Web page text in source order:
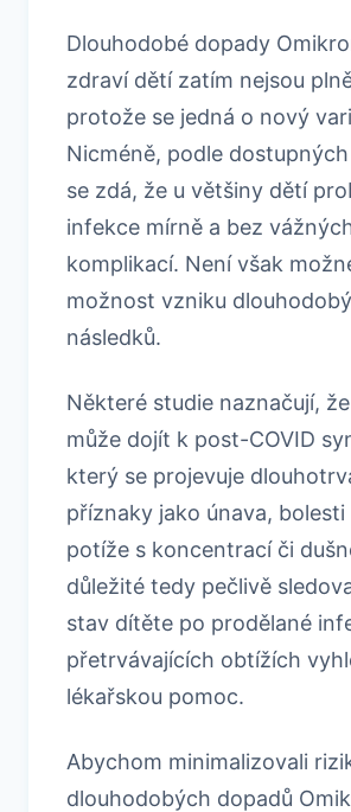
Dlouhodobé dopady
zdraví dětí zatím nejsou
protože se jedná o nový
Nicméně, podle
se zdá, že u většiny dětí
infekce mírně a bez
komplikací. Není však
možnost vzniku
následků.
Některé studie naznačují,
může dojít k post-COVID
který se projevuje
příznaky jako únava, bolesti
potíže s koncentrací či
důležité tedy pečlivě
stav dítěte po prodělané
přetrvávajících obtížích
lékařskou pomoc.
Abychom minimalizovali
dlouhodobých dopadů